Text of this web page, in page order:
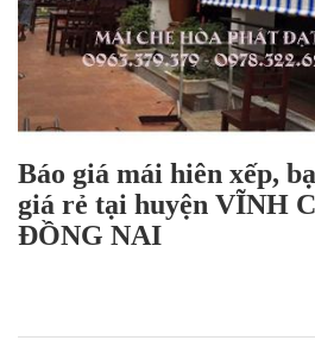
Báo giá mái hiên xếp,
giá rẻ tại huyện VĨNH
ĐỒNG NAI